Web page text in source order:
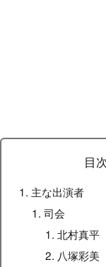
目
主な出演者
司会
北村真平
八塚彩美